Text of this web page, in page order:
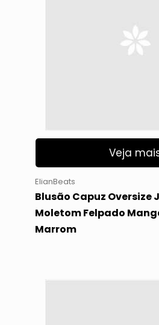
Veja
ElianBeats
Blusão Capuz Oversize
Moletom Felpado
Marrom